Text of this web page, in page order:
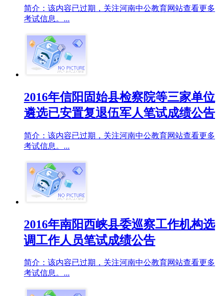
简介：该内容已过期，关注河南中公教育网站查看更多
考试信息。...
2016年信阳固始县检察院等三家单位
遴选已安置复退伍军人笔试成绩公告
简介：该内容已过期，关注河南中公教育网站查看更多
考试信息。...
2016年南阳西峡县委巡察工作机构选
调工作人员笔试成绩公告
简介：该内容已过期，关注河南中公教育网站查看更多
考试信息。...